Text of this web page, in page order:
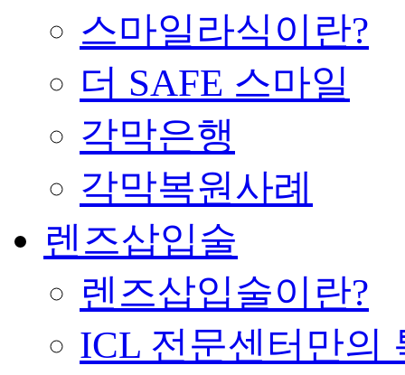
스마일라식이란?
더 SAFE 스마일
각막은행
각막복원사례
렌즈삽입술
렌즈삽입술이란?
ICL 전문센터만의